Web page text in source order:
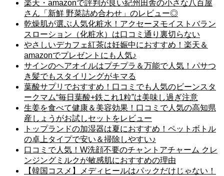
楽天・amazonで評判が良い紀州田舎の小さな八百屋
さん「新鮮 野菜詰め合わせ」のレビュー◎
乾燥肌が選ぶ人気化粧水！アクセーヌモイストバラン
スローション（化粧水）は口コミ通り裏切らない
やさしいデカフェ紅茶は妊娠中におすすめ！楽天＆
amazonでプレゼントにも人気♪
サインのヘアオイルはプチプラ＆万能で人気！パサつ
き髪でもスタイリングがキマる
葉酸サプリでおすすめ！口コミでも人気のビーンスタ
ークマム“毎日葉酸+鉄これ1粒”は美味し過ぎ注意
生姜を食べて健康＆美容効果！口コミで人気の高知県
産しょうがお試しセットをレビュー
トップランドの加湿器は夏におすすめ！ペットボトル
の卓上タイプで安い＆掃除しやすい♪
口コミで人気！W洗顔不要のチャントアチャーム クレ
ンジングミルクが敏感肌におすすめの理由
【韓国コスメ】メディヒールはパックだけじゃない！